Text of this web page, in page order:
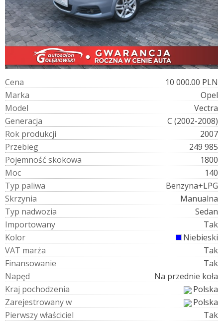
Cena
10 000.00 PLN
Marka
Opel
Model
Vectra
Generacja
C (2002-2008)
Rok produkcji
2007
Przebieg
249 985
Pojemność skokowa
1800
Moc
140
Typ paliwa
Benzyna+LPG
Skrzynia
Manualna
Typ nadwozia
Sedan
Importowany
Tak
Kolor
Niebieski
VAT marża
Tak
Finansowanie
Tak
Napęd
Na przednie koła
Kraj pochodzenia
Polska
Zarejestrowanyw
Polska
Pierwszywłaściciel
Tak